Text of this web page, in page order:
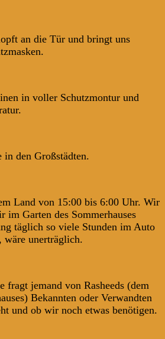
an die Tür und bringt uns
in voller Schutzmontur und
in den Großstädten.
Land von 15:00 bis 6:00 Uhr. Wir
im Garten des Sommerhauses
täglich so viele Stunden im Auto
wäre unerträglich.
fragt jemand von Rasheeds (dem
Bekannten oder Verwandten
und ob wir noch etwas benötigen.